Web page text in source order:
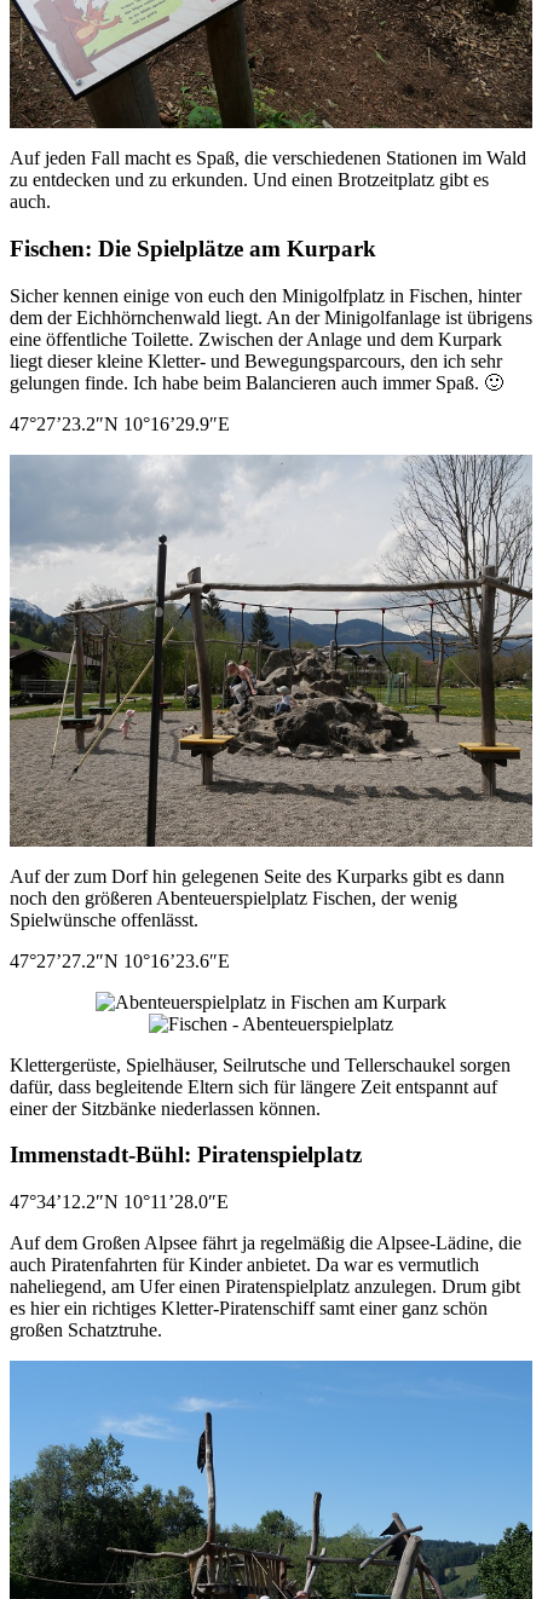
Auf jeden Fall macht es Spaß, die verschiedenen Stationen im Wald
zu entdecken und zu erkunden. Und einen Brotzeitplatz gibt es
auch.
Fischen: Die Spielplätze am Kurpark
Sicher kennen einige von euch den Minigolfplatz in Fischen, hinter
dem der Eichhörnchenwald liegt. An der Minigolfanlage ist übrigens
eine öffentliche Toilette. Zwischen der Anlage und dem Kurpark
liegt dieser kleine Kletter- und Bewegungsparcours, den ich sehr
gelungen finde. Ich habe beim Balancieren auch immer Spaß. 🙂
47°27’23.2″N 10°16’29.9″E
Auf der zum Dorf hin gelegenen Seite des Kurparks gibt es dann
noch den größeren Abenteuerspielplatz Fischen, der wenig
Spielwünsche offenlässt.
47°27’27.2″N 10°16’23.6″E
Klettergerüste, Spielhäuser, Seilrutsche und Tellerschaukel sorgen
dafür, dass begleitende Eltern sich für längere Zeit entspannt auf
einer der Sitzbänke niederlassen können.
Immenstadt-Bühl: Piratenspielplatz
47°34’12.2″N 10°11’28.0″E
Auf dem Großen Alpsee fährt ja regelmäßig die Alpsee-Lädine, die
auch Piratenfahrten für Kinder anbietet. Da war es vermutlich
naheliegend, am Ufer einen Piratenspielplatz anzulegen. Drum gibt
es hier ein richtiges Kletter-Piratenschiff samt einer ganz schön
großen Schatztruhe.